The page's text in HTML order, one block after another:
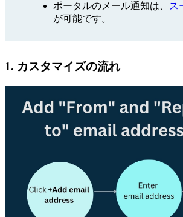
ポータルのメール通知は、
ス
が可能です。
1. カスタマイズの流れ